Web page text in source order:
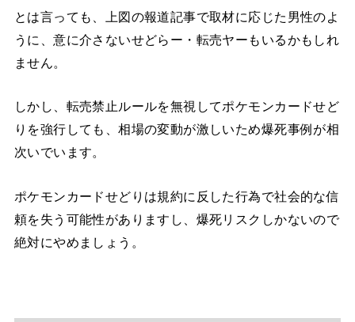
とは言っても、上図の報道記事で取材に応じた男性のよ
うに、意に介さないせどらー・転売ヤーもいるかもしれ
ません。
しかし、転売禁止ルールを無視してポケモンカードせど
りを強行しても、相場の変動が激しいため爆死事例が相
次いでいます。
ポケモンカードせどりは規約に反した行為で社会的な信
頼を失う可能性がありますし、爆死リスクしかないので
絶対にやめましょう。